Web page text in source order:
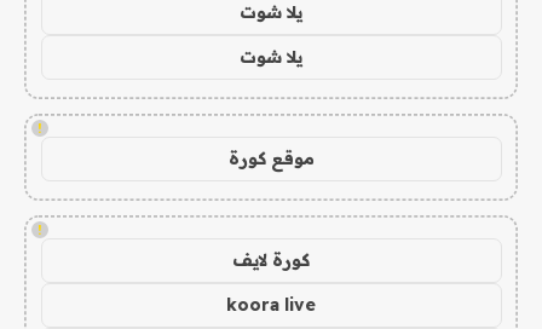
يلا شوت
يلا شوت
!
موقع كورة
!
كورة لايف
koora live